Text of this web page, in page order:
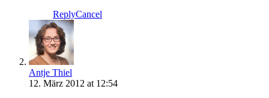
ReplyCancel
Antje Thiel
12. März 2012 at 12:54